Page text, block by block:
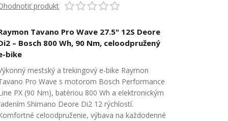
produkt
Tavano Pro Wave 27.5" 12S Deore
– Bosch 800 Wh, 90 Nm, celoodpružený
bike
mestský a trekingový e-bike Raymon
Pro Wave s motorom Bosch Performance
PX (90 Nm), batériou 800 Wh a elektronickým
Shimano Deore Di2 12 rýchlostí.
celoodpruženie, výbava na každodenné